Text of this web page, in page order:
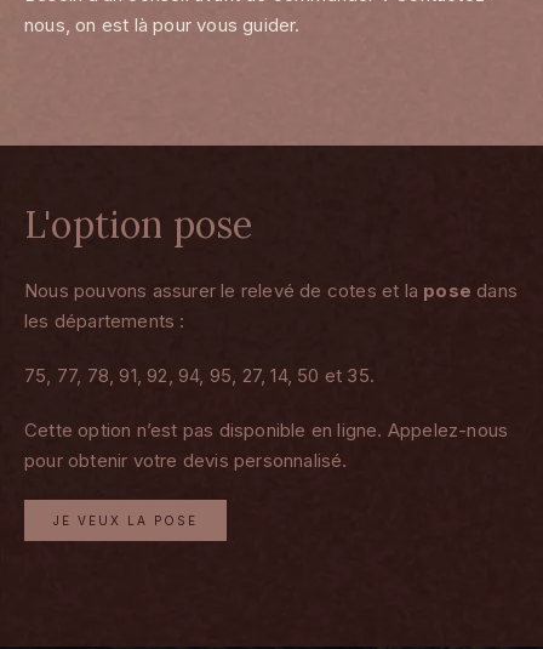
nous, on est là pour vous guider.
L'option pose
Nous pouvons assurer le relevé de cotes et la pose dans
les départements :
75, 77, 78, 91, 92, 94, 95, 27, 14, 50 et 35.
Cette option n’est pas disponible en ligne. Appelez-nous
pour obtenir votre devis personnalisé.
JE VEUX LA POSE